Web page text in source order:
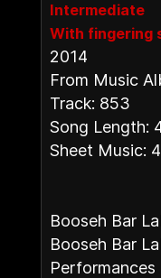
Intermediate
With fingering
2014
From Music
Track: 853
Song Length:
Sheet Music:
Booseh Bar
Booseh Bar
Performances